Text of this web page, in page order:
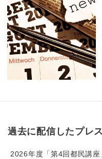
過去に配信したプレ
2026年度「第4回都民講